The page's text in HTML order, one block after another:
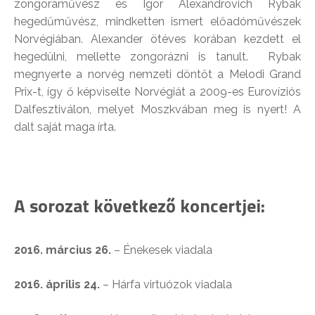
zongoraművész és Igor Alexandrovich Rybak
hegedűművész, mindketten ismert előadóművészek
Norvégiában. Alexander ötéves korában kezdett el
hegedülni, mellette zongorázni is tanult. Rybak
megnyerte a norvég nemzeti döntőt a Melodi Grand
Prix-t, így ő képviselte Norvégiát a 2009-es Eurovíziós
Dalfesztiválon, melyet Moszkvában meg is nyert! A
dalt saját maga írta.
A sorozat következő koncertjei:
2016. március 26. – Énekesek viadala
2016. április 24. – Hárfa virtuózok viadala